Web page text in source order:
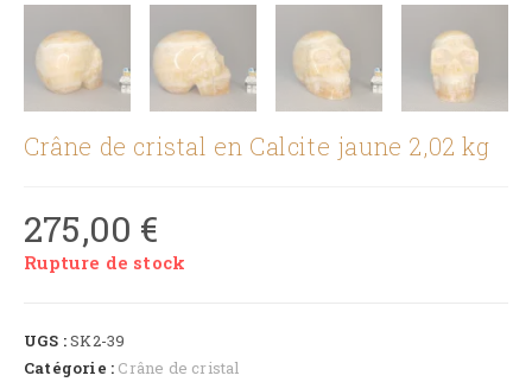
Crâne de cristal en Calcite jaune 2,02 kg
275,00 €
Rupture de stock
UGS :SK2-39
Catégorie : Crâne de cristal